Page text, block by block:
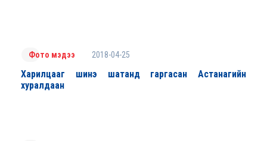
Фото мэдээ 2018-04-25
Харилцааг шинэ шатанд гаргасан Астанагийн
хуралдаан